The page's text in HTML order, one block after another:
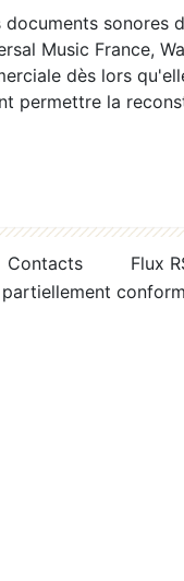
sonores
Music France,
dès lors
permettre la
Contacts
Flux